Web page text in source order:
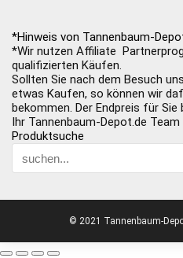
*Hinweis von Tannenbaum-
*Wir nutzen Affiliate
qualifizierten Käufen.
Sollten Sie nach dem Besuch
etwas Kaufen, so können wir
bekommen. Der Endpreis für Sie
Ihr Tannenbaum-Depot.de Team
Produktsuche
© 2021 Tannenbaum-